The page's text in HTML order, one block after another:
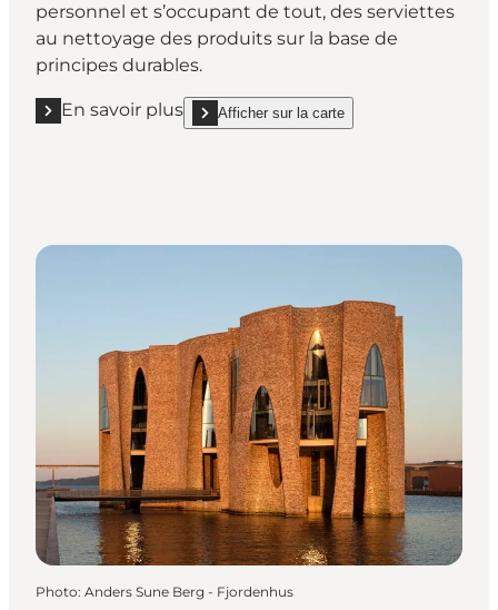
personnel et s’occupant de tout, des serviettes
au nettoyage des produits sur la base de
principes durables.
En savoir plus
En savoir plus "Restaurant Hærværk"
Afficher sur la carte
show Restaurant Hærværk on_map
Photo: Anders Sune Berg - Fjordenhus